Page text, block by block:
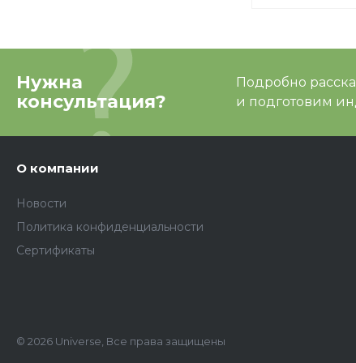
Нужна
консультация?
Подробно
и подготовим
О компании
Новости
Политика конфиденциальности
Сертификаты
© 2026 Universe, Все права защищены